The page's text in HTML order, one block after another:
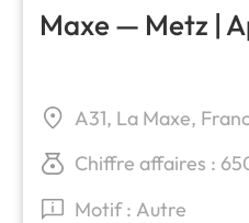
Maxe — Metz |
A31, La Maxe,
Chiffre affaires :
Motif : Autre